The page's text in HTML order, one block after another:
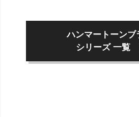
ハンマートーンブ
シリーズ 一覧